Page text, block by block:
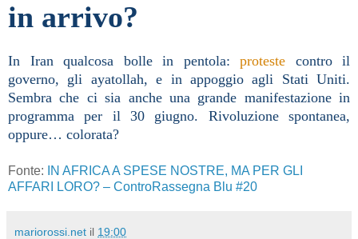
in arrivo?
In Iran qualcosa bolle in pentola: proteste contro il
governo, gli ayatollah, e in appoggio agli Stati Uniti.
Sembra che ci sia anche una grande manifestazione in
programma per il 30 giugno. Rivoluzione spontanea,
oppure… colorata?
Fonte:
IN AFRICA A SPESE NOSTRE, MA PER GLI
AFFARI LORO? – ControRassegna Blu #20
mariorossi.net il 19:00